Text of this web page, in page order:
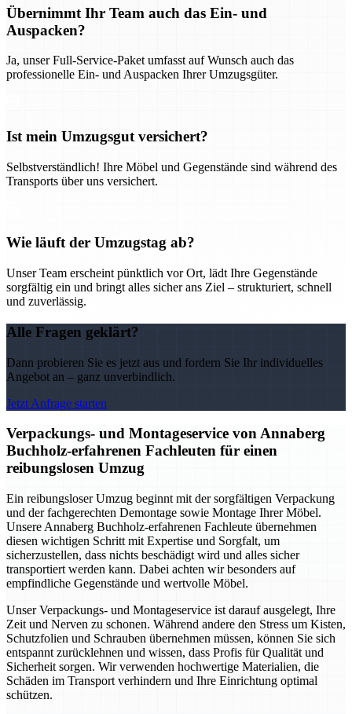
Übernimmt Ihr Team auch das Ein- und
Auspacken?
Ja, unser Full-Service-Paket umfasst auf Wunsch auch das
professionelle Ein- und Auspacken Ihrer Umzugsgüter.
Ist mein Umzugsgut versichert?
Selbstverständlich! Ihre Möbel und Gegenstände sind während des
Transports über uns versichert.
Wie läuft der Umzugstag ab?
Unser Team erscheint pünktlich vor Ort, lädt Ihre Gegenstände
sorgfältig ein und bringt alles sicher ans Ziel – strukturiert, schnell
und zuverlässig.
Alle Fragen geklärt?
Dann probieren Sie es jetzt aus und fordern Sie Ihr individuelles
Angebot an – ganz unverbindlich.
Jetzt Anfrage starten
Verpackungs- und Montageservice von Annaberg
Buchholz-erfahrenen Fachleuten für einen
reibungslosen Umzug
Ein reibungsloser Umzug beginnt mit der sorgfältigen Verpackung
und der fachgerechten Demontage sowie Montage Ihrer Möbel.
Unsere Annaberg Buchholz-erfahrenen Fachleute übernehmen
diesen wichtigen Schritt mit Expertise und Sorgfalt, um
sicherzustellen, dass nichts beschädigt wird und alles sicher
transportiert werden kann. Dabei achten wir besonders auf
empfindliche Gegenstände und wertvolle Möbel.
Unser Verpackungs- und Montageservice ist darauf ausgelegt, Ihre
Zeit und Nerven zu schonen. Während andere den Stress um Kisten,
Schutzfolien und Schrauben übernehmen müssen, können Sie sich
entspannt zurücklehnen und wissen, dass Profis für Qualität und
Sicherheit sorgen. Wir verwenden hochwertige Materialien, die
Schäden im Transport verhindern und Ihre Einrichtung optimal
schützen.